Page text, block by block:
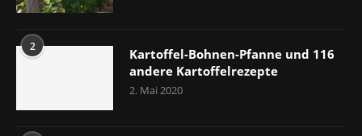
2
Kartoffel-Bohnen-Pfanne und 116
andere Kartoffelrezepte
2. Mai 2020